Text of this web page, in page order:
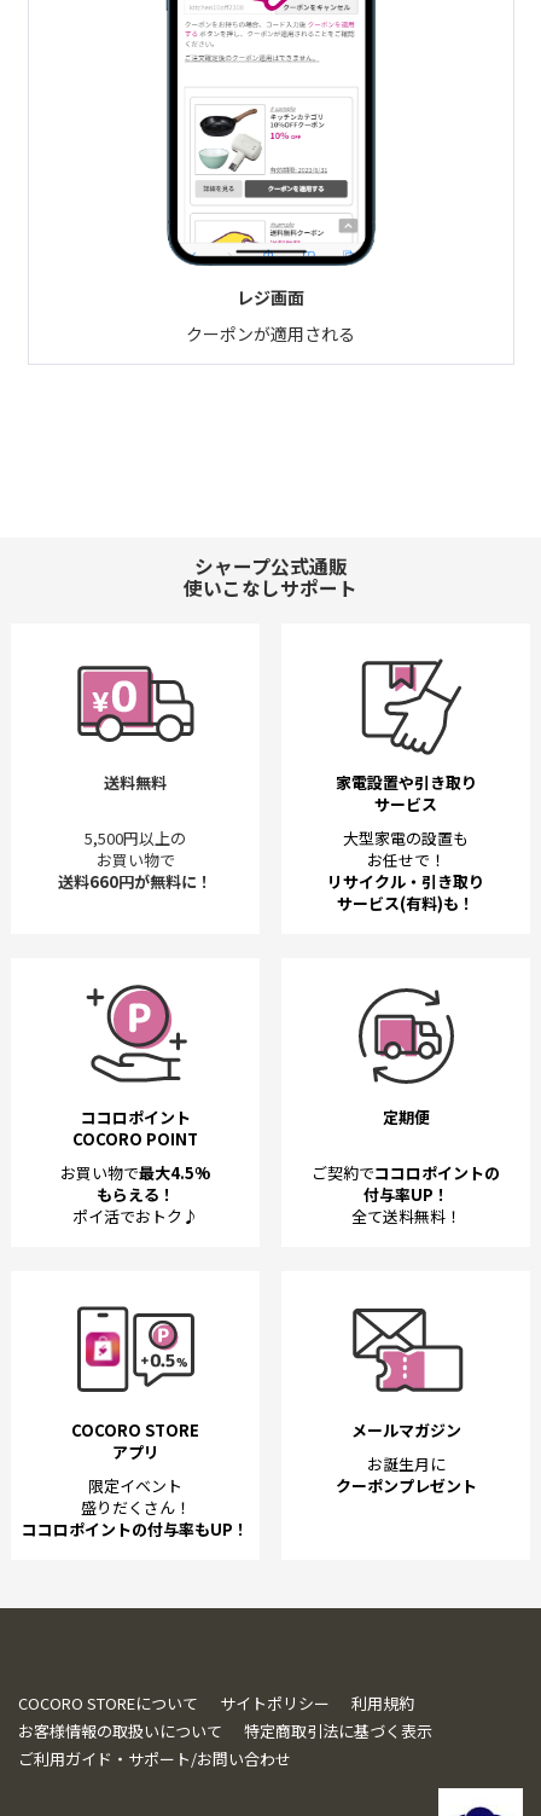
レジ画面
クーポンが適用される
シャープ公式通販
使いこなしサポート
送料無料
5,500円以上の
お買い物で
送料660円が無料に！
家電設置や引き取り
サービス
大型家電の設置も
お任せで！
リサイクル・引き取り
サービス(有料)も！
ココロポイント
COCORO POINT
お買い物で最大4.5%
もらえる！
ポイ活でおトク♪
定期便
ご契約でココロポイントの
付与率UP！
全て送料無料！
COCORO STORE
アプリ
限定イベント
盛りだくさん！
ココロポイントの付与率もUP！
メールマガジン
お誕生月に
クーポンプレゼント
COCORO STOREについて サイトポリシー
利用規約
お客様情報の取扱いについて
特定商取引法に基づく表示
ご利用ガイド・サポート/お問い合わせ